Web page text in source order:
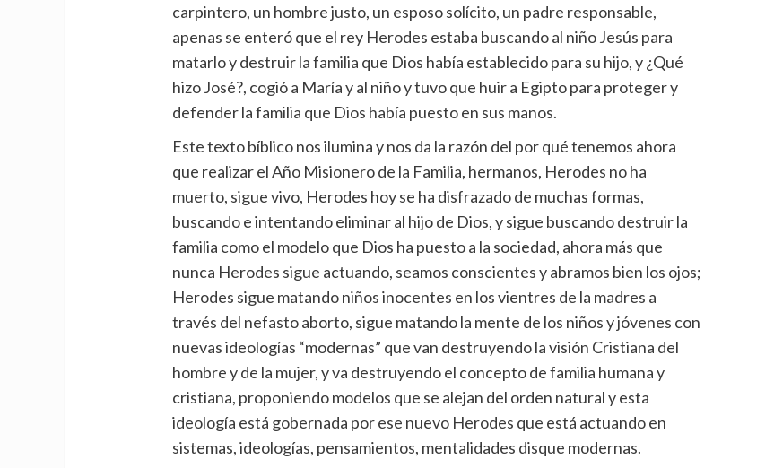
carpintero, un hombre justo, un esposo solícito, un padre responsable,
apenas se enteró que el rey Herodes estaba buscando al niño Jesús para
matarlo y destruir la familia que Dios había establecido para su hijo, y ¿Qué
hizo José?, cogió a María y al niño y tuvo que huir a Egipto para proteger y
defender la familia que Dios había puesto en sus manos.
Este texto bíblico nos ilumina y nos da la razón del por qué tenemos ahora
que realizar el Año Misionero de la Familia, hermanos, Herodes no ha
muerto, sigue vivo, Herodes hoy se ha disfrazado de muchas formas,
buscando e intentando eliminar al hijo de Dios, y sigue buscando destruir la
familia como el modelo que Dios ha puesto a la sociedad, ahora más que
nunca Herodes sigue actuando, seamos conscientes y abramos bien los ojos;
Herodes sigue matando niños inocentes en los vientres de la madres a
través del nefasto aborto, sigue matando la mente de los niños y jóvenes con
nuevas ideologías “modernas” que van destruyendo la visión Cristiana del
hombre y de la mujer, y va destruyendo el concepto de familia humana y
cristiana, proponiendo modelos que se alejan del orden natural y esta
ideología está gobernada por ese nuevo Herodes que está actuando en
sistemas, ideologías, pensamientos, mentalidades disque modernas.